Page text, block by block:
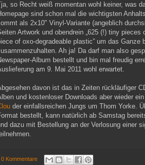
so Recht weiß momentan wohl keiner, was
sind schon mal die wichtigsten
als 2x10" Vinyl-Variante (angeblich
Artwork und obendrein „625 (!) tiny pieces
of oxo-degradeable plastic” um das Ganze
Ah ja! Da darf man also
Album bestellt und bin mal freudig
am 9. Mai 2011 wohl erwartet.
davon ist das in Zeiten rückläufiger
und kostenloser Downloads aber wieder
der einfallsreichen Jungs um Thom Yorke.
bestellt, kann natürlich ab Samstag
dazu mit Bestellung an der Verlosung einer
0 Kommentare